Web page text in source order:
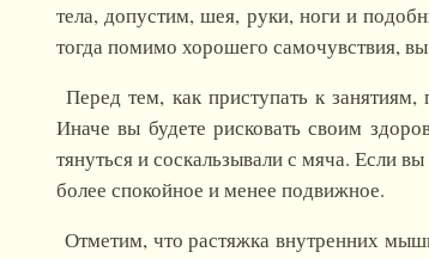
тела, допустим, шея, руки, ноги и
тогда помимо хорошего самочувствия,
Перед тем, как приступать к
Иначе вы будете рисковать своим
тянуться и соскальзывали с мяча. Если
более спокойное и менее подвижное.
Отметим, что растяжка внутренних